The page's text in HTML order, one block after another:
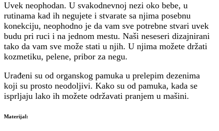
Uvek neophodan. U svakodnevnoj nezi oko bebe, u
rutinama kad ih negujete i stvarate sa njima posebnu
konekciju, neophodno je da vam sve potrebne stvari uvek
budu pri ruci i na jednom mestu. Naši neseseri dizajnirani
tako da vam sve može stati u njih. U njima možete držati
kozmetiku, pelene, pribor za negu.
Urađeni su od organskog pamuka u prelepim dezenima
koji su prosto neodoljivi. Kako su od pamuka, kada se
isprljaju lako ih možete održavati pranjem u mašini.
Materijal: